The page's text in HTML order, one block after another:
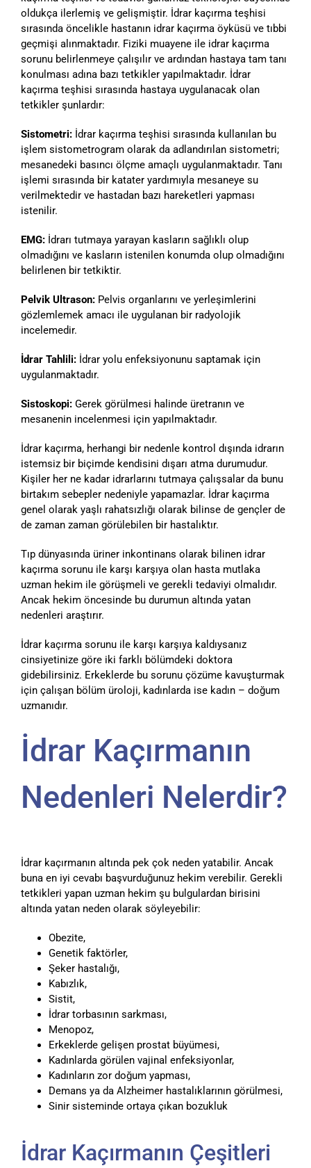
oldukça ilerlemiş ve gelişmiştir. İdrar kaçırma teşhisi
sırasında öncelikle hastanın idrar kaçırma öyküsü ve tıbbi
geçmişi alınmaktadır. Fiziki muayene ile idrar kaçırma
sorunu belirlenmeye çalışılır ve ardından hastaya tam tanı
konulması adına bazı tetkikler yapılmaktadır. İdrar
kaçırma teşhisi sırasında hastaya uygulanacak olan
tetkikler şunlardır:
Sistometri: İdrar kaçırma teşhisi sırasında kullanılan bu
işlem sistometrogram olarak da adlandırılan sistometri;
mesanedeki basıncı ölçme amaçlı uygulanmaktadır. Tanı
işlemi sırasında bir katater yardımıyla mesaneye su
verilmektedir ve hastadan bazı hareketleri yapması
istenilir.
EMG: İdrarı tutmaya yarayan kasların sağlıklı olup
olmadığını ve kasların istenilen konumda olup olmadığını
belirlenen bir tetkiktir.
Pelvik Ultrason: Pelvis organlarını ve yerleşimlerini
gözlemlemek amacı ile uygulanan bir radyolojik
incelemedir.
İdrar Tahlili: İdrar yolu enfeksiyonunu saptamak için
uygulanmaktadır.
Sistoskopi: Gerek görülmesi halinde üretranın ve
mesanenin incelenmesi için yapılmaktadır.
İdrar kaçırma, herhangi bir nedenle kontrol dışında idrarın
istemsiz bir biçimde kendisini dışarı atma durumudur.
Kişiler her ne kadar idrarlarını tutmaya çalışsalar da bunu
birtakım sebepler nedeniyle yapamazlar. İdrar kaçırma
genel olarak yaşlı rahatsızlığı olarak bilinse de gençler de
de zaman zaman görülebilen bir hastalıktır.
Tıp dünyasında üriner inkontinans olarak bilinen idrar
kaçırma sorunu ile karşı karşıya olan hasta mutlaka
uzman hekim ile görüşmeli ve gerekli tedaviyi olmalıdır.
Ancak hekim öncesinde bu durumun altında yatan
nedenleri araştırır.
İdrar kaçırma sorunu ile karşı karşıya kaldıysanız
cinsiyetinize göre iki farklı bölümdeki doktora
gidebilirsiniz. Erkeklerde bu sorunu çözüme kavuşturmak
için çalışan bölüm üroloji, kadınlarda ise kadın – doğum
uzmanıdır.
İdrar Kaçırmanın
Nedenleri Nelerdir?
İdrar kaçırmanın altında pek çok neden yatabilir. Ancak
buna en iyi cevabı başvurduğunuz hekim verebilir. Gerekli
tetkikleri yapan uzman hekim şu bulgulardan birisini
altında yatan neden olarak söyleyebilir:
Obezite,
Genetik faktörler,
Şeker hastalığı,
Kabızlık,
Sistit,
İdrar torbasının sarkması,
Menopoz,
Erkeklerde gelişen prostat büyümesi,
Kadınlarda görülen vajinal enfeksiyonlar,
Kadınların zor doğum yapması,
Demans ya da Alzheimer hastalıklarının görülmesi,
Sinir sisteminde ortaya çıkan bozukluk
İdrar Kaçırmanın Çeşitleri